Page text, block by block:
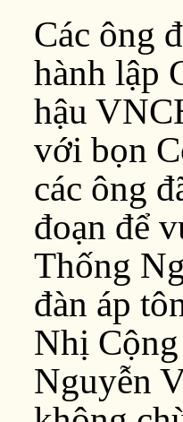
Các ông
hành lập
hậu
với bọn
các ông
đoạn để
Thống
đàn áp
Nhị
Nguyễn